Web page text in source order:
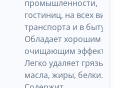
промышленности,
гостиниц, на всех видах
транспорта и в быту.
Обладает хорошим
очищающим эффектом.
Легко удаляет грязь,
масла, жиры, белки.